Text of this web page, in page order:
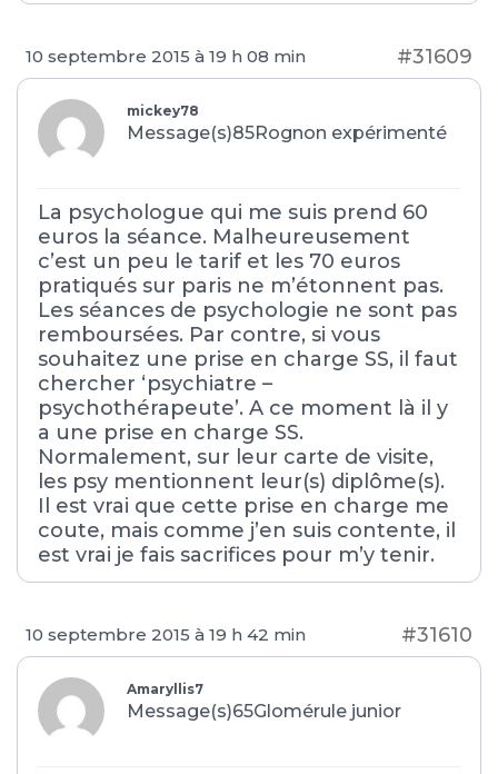
10 septembre 2015 à 19 h 08 min #31609
mickey78
Message(s)85Rognon expérimenté
La psychologue qui me suis prend 60
euros la séance. Malheureusement
c’est un peu le tarif et les 70 euros
pratiqués sur paris ne m’étonnent pas.
Les séances de psychologie ne sont pas
remboursées. Par contre, si vous
souhaitez une prise en charge SS, il faut
chercher ‘psychiatre –
psychothérapeute’. A ce moment là il y
a une prise en charge SS.
Normalement, sur leur carte de visite,
les psy mentionnent leur(s) diplôme(s).
Il est vrai que cette prise en charge me
coute, mais comme j’en suis contente, il
est vrai je fais sacrifices pour m’y tenir.
10 septembre 2015 à 19 h 42 min #31610
Amaryllis7
Message(s)65Glomérule junior